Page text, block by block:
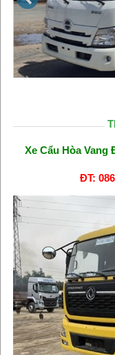
Xe Cẩu Hòa Vang
ĐT: